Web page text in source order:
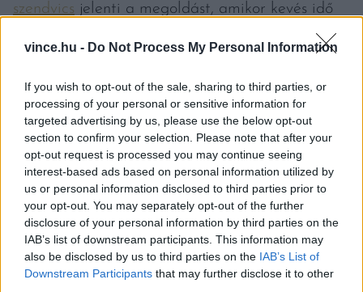
vince.hu - Do Not Process My Personal Information
If you wish to opt-out of the sale, sharing to third parties, or
processing of your personal or sensitive information for
targeted advertising by us, please use the below opt-out
section to confirm your selection. Please note that after your
opt-out request is processed you may continue seeing
interest-based ads based on personal information utilized by
us or personal information disclosed to third parties prior to
your opt-out. You may separately opt-out of the further
disclosure of your personal information by third parties on the
IAB’s list of downstream participants. This information may
also be disclosed by us to third parties on the IAB’s List of
Downstream Participants that may further disclose it to other
szendvics jelenti a megoldást, amikor kevés idő
van főzni. Érdekesség, hogy az elviteles ételre
mindössze minden tizedik kitöltő tekint opcióként.
A hozzávalók fontossági sorrendjében a
sajt/sajtkrém élvez prioritást, ugyanakkor a
második helyre a megkérdezettek 63 százaléka a
pástétomot, vagyis a tartós, hűtést nem igénylő,
hal, hús, vagy zöldségalapú kenhető krémeket
helyezte, szemben a felvágottak 59 százalékos
eredményével.
Címlapfotó: Vitaly Gariev / Unsplash